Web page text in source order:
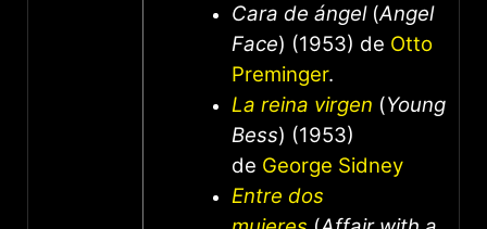
Cara de ángel(Angel
Face) (1953) de Otto
Preminger.
La reina virgen (Young
Bess) (1953)
de George Sidney
Entre dos